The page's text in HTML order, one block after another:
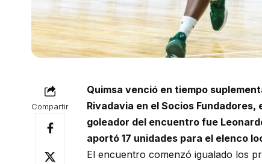
Compartir
Quimsa venció en tiempo
Rivadavia en el Socios Fundadores,
goleador del encuentro fue
aportó 17 unidades para el elenco
El encuentro comenzó igualado los